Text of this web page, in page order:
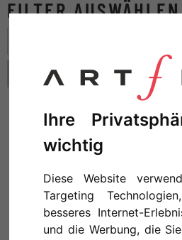
Ihre
wichtig
Diese Website
Targeting
besseres Internet-
und die Werbung, die
Stil: retro